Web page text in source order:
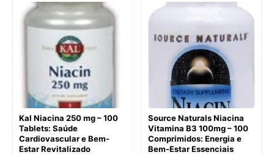
original
era:
atual
é:
R$131,20.
original
era:
R$241,40.
atual
R$163,38.
Kal Niacina 250 mg – 100
Tablets: Saúde
Cardiovascular e Bem-
Estar Revitalizado
Source Naturals Niacina
Vitamina B3 100mg – 100
Comprimidos: Energia e
Bem-Estar Essenciais